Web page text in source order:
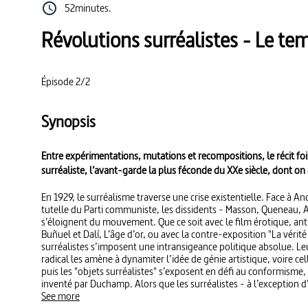
52minutes.
Révolutions surréalistes - Le
Épisode 2/2
Synopsis
Entre expérimentations, mutations et recompositions, le récit
surréaliste, l’avant-garde la plus féconde du XXe siècle, dont
En 1929, le surréalisme traverse une crise existentielle. Face à
tutelle du Parti communiste, les dissidents - Masson, Queneau,
s’éloignent du mouvement. Que ce soit avec le film érotique,
Buñuel et Dalí, L’âge d’or, ou avec la contre-exposition "La
surréalistes s’imposent une intransigeance politique absolue.
radical les amène à dynamiter l’idée de génie artistique, voire
puis les "objets surréalistes" s’exposent en défi au
inventé par Duchamp. Alors que les surréalistes - à l’exception
la ligne stalinienne du Parti, l’arrivée au pouvoir de Hitler les
See more